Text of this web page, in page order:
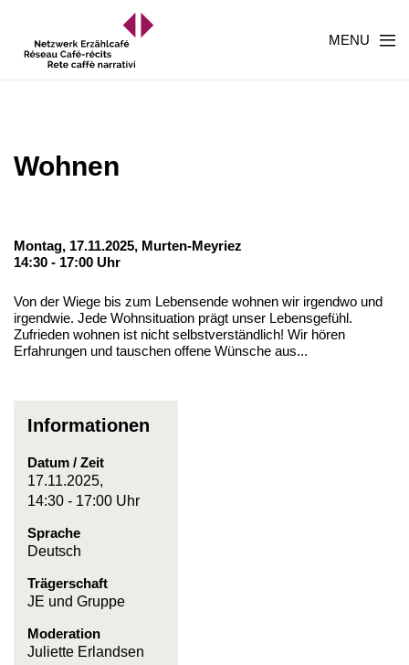
MENU
Wohnen
Montag, 17.11.2025, Murten-Meyriez
14:30 - 17:00 Uhr
Von der Wiege bis zum Lebensende wohnen wir irgendwo und
irgendwie. Jede Wohnsituation prägt unser Lebensgefühl.
Zufrieden wohnen ist nicht selbstverständlich! Wir hören
Erfahrungen und tauschen offene Wünsche aus...
Informationen
Datum / Zeit
17.11.2025,
14:30 - 17:00 Uhr
Sprache
Deutsch
Trägerschaft
JE und Gruppe
Moderation
Juliette Erlandsen